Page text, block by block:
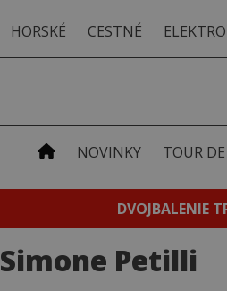
HORSKÉ CESTNÉ
NOVINKY TOUR
DVOJBALENIE
Simone Petilli